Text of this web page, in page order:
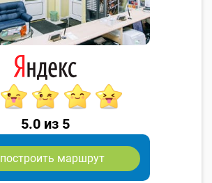
5.0 из 5
построить маршрут